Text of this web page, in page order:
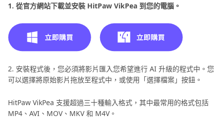
1. 從官方網站下載並安裝 HitPaw VikPea 到您的電腦。
2. 安裝程式後，您必須將影片匯入您希望進行 AI 升級的程式中。您
可以選擇將原始影片拖放至程式中，或使用「選擇檔案」按鈕。
HitPaw VikPea 支援超過三十種輸入格式，其中最常用的格式包括
MP4、AVI、MOV、MKV 和 M4V。